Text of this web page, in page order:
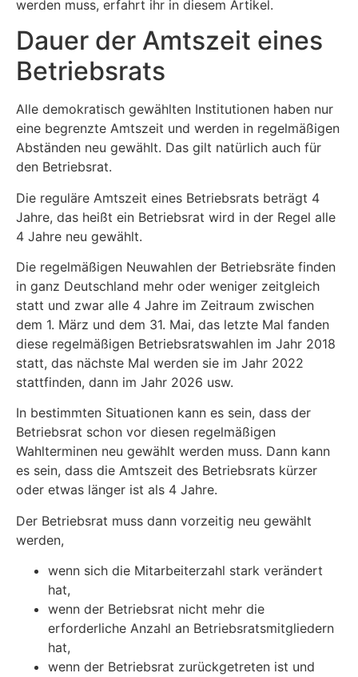
werden muss, erfahrt ihr in diesem Artikel.
Dauer der Amtszeit eines
Betriebsrats
Alle demokratisch gewählten Institutionen haben nur
eine begrenzte Amtszeit und werden in regelmäßigen
Abständen neu gewählt. Das gilt natürlich auch für
den Betriebsrat.
Die reguläre Amtszeit eines Betriebsrats beträgt 4
Jahre, das heißt ein Betriebsrat wird in der Regel alle
4 Jahre neu gewählt.
Die regelmäßigen Neuwahlen der Betriebsräte finden
in ganz Deutschland mehr oder weniger zeitgleich
statt und zwar alle 4 Jahre im Zeitraum zwischen
dem 1. März und dem 31. Mai, das letzte Mal fanden
diese regelmäßigen Betriebsratswahlen im Jahr 2018
statt, das nächste Mal werden sie im Jahr 2022
stattfinden, dann im Jahr 2026 usw.
In bestimmten Situationen kann es sein, dass der
Betriebsrat schon vor diesen regelmäßigen
Wahlterminen neu gewählt werden muss. Dann kann
es sein, dass die Amtszeit des Betriebsrats kürzer
oder etwas länger ist als 4 Jahre.
Der Betriebsrat muss dann vorzeitig neu gewählt
werden,
wenn sich die Mitarbeiterzahl stark verändert
hat,
wenn der Betriebsrat nicht mehr die
erforderliche Anzahl an Betriebsratsmitgliedern
hat,
wenn der Betriebsrat zurückgetreten ist und